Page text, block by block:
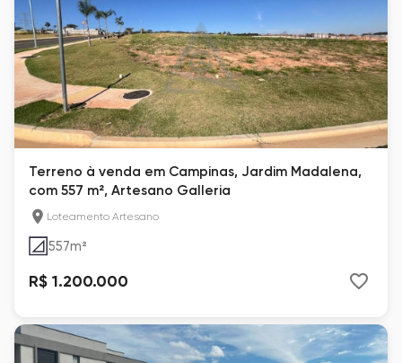
Terreno à venda em Campinas, Jardim Madalena,
com 557 m², Artesano Galleria
Loteamento Artesano
557m²
R$ 1.200.000